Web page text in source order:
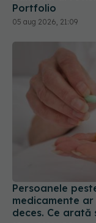
Persoanele
medicamente
deces. Ce arată